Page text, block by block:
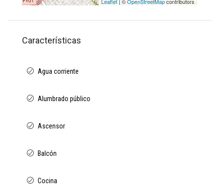
Características
Agua corriente
Alumbrado público
Ascensor
Balcón
Cocina